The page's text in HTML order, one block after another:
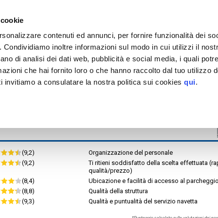
contenuti ed annunci, per fornire funzionalità dei
inoltre informazioni sul modo in cui utilizzi il
di analisi dei dati web, pubblicità e social media, i quali
che hai fornito loro o che hanno raccolto dal tuo utilizzo
invitiamo a consulatare la nostra politica sui cookiesqui.
servite >
Puglia Parking
or.rid. MAPPA
(9,2)
Organizzazione del personale
(9,2)
Ti ritieni soddisfatto della scelta effettuata
qualità/prezzo)
(8,4)
Ubicazione e facilità di accesso al parcheggio
(8,8)
Qualità della struttura
(9,3)
Qualità e puntualità del servizio navetta